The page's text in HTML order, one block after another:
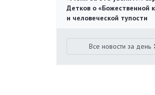
Детков о «Божественной
и человеческой тупости
Все новости за день